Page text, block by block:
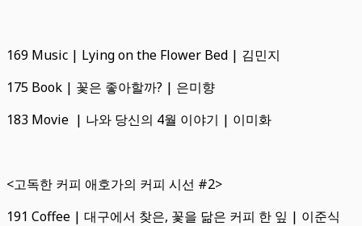
169 Music | Lying on the Flower Bed | 김민지
175 Book | 꽃은 좋아할까? | 은미향
183 Movie | 나와 당신의 4월 이야기 | 이미화
<고독한 커피 애호가의 커피 시선 #2>
191 Coffee | 대구에서 찾은, 꽃을 닮은 커피 한 잎 | 이준식